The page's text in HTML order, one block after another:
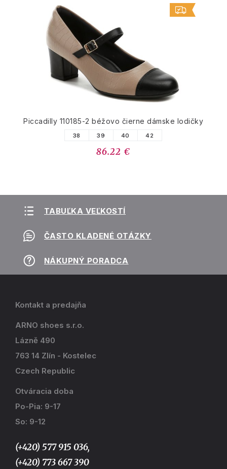
Piccadilly 110185-2 béžovo čierne dámske lodičky
38 39 40 42
86.22 €
TABUĽKA VEĽKOSTÍ
ČASTO KLADENÉ OTÁZKY
NÁKUPNÝ PORADCA
Kontakt a predajňa
ARNO shoes s.r.o.
Lázně 490
763 14 Zlín - Kostelec
Czech Republic
Otváracia doba
Po-Pia: 9-17
So: 9-12
(+420) 577 915 036,
(+420) 773 667 390